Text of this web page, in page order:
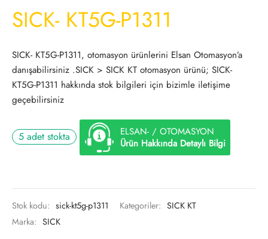
SICK- KT5G-P1311
SICK- KT5G-P1311, otomasyon ürünlerini Elsan Otomasyon’a
danışabilirsiniz .SICK > SICK KT otomasyon ürünü; SICK-
KT5G-P1311 hakkında stok bilgileri için bizimle iletişime
geçebilirsiniz
5 adet stokta
ELSAN- / OTOMASYON
Ürün Hakkında Detaylı Bilgi
Stok kodu: sick-kt5g-p1311 Kategoriler: SICK KT
Marka: SICK